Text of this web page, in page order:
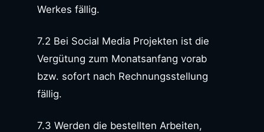
Werkes fällig.
7.2 Bei Social Media Projekten ist die
Vergütung zum Monatsanfang vorab
bzw. sofort nach Rechnungsstellung
fällig.
7.3 Werden die bestellten Arbeiten,